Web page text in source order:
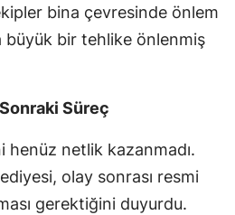
bina çevresinde önlem
büyük bir tehlike önlenmiş
Süreç
henüz netlik kazanmadı.
olay sonrası resmi
gerektiğini duyurdu.